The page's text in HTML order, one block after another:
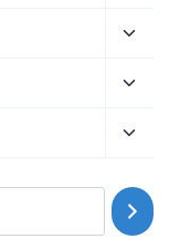
hijo
hijo
hijo
hijo